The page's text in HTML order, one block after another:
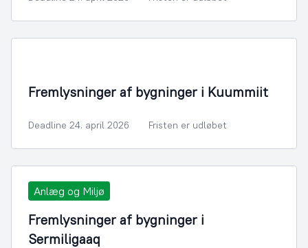
Fremlysninger af bygninger i Kuummiit
Deadline 24. april 2026 Fristen er udløbet
Anlæg og Miljø
Fremlysninger af bygninger i
Sermiligaaq